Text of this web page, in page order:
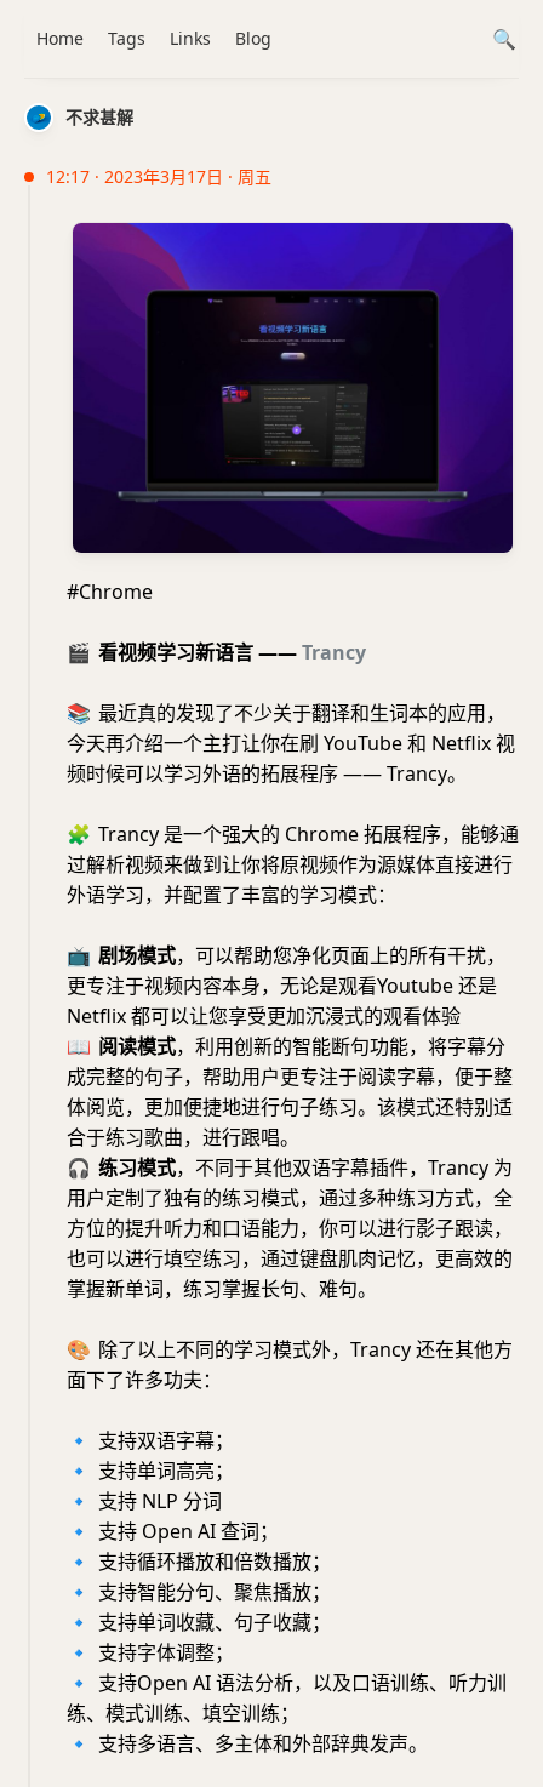
不求甚解
12:17 · 2023年3月17日 · 周五
#Chrome
🎬 看视频学习新语言 ——Trancy
📚 最近真的发现了不少关于翻译和生词本的应用，
今天再介绍一个主打让你在刷 YouTube 和 Netflix 视
频时候可以学习外语的拓展程序 —— Trancy。
🧩 Trancy 是一个强大的 Chrome 拓展程序，能够通
过解析视频来做到让你将原视频作为源媒体直接进行
外语学习，并配置了丰富的学习模式：
📺 剧场模式，可以帮助您净化页面上的所有干扰，
更专注于视频内容本身，无论是观看Youtube 还是
Netflix 都可以让您享受更加沉浸式的观看体验
📖 阅读模式，利用创新的智能断句功能，将字幕分
成完整的句子，帮助用户更专注于阅读字幕，便于整
体阅览，更加便捷地进行句子练习。该模式还特别适
合于练习歌曲，进行跟唱。
🎧 练习模式，不同于其他双语字幕插件，Trancy 为
用户定制了独有的练习模式，通过多种练习方式，全
方位的提升听力和口语能力，你可以进行影子跟读，
也可以进行填空练习，通过键盘肌肉记忆，更高效的
掌握新单词，练习掌握长句、难句。
🎨 除了以上不同的学习模式外，Trancy 还在其他方
面下了许多功夫：
🔹
支持双语字幕；
🔹
支持单词高亮；
🔹
支持 NLP 分词
🔹
支持 Open AI 查词；
🔹
支持循环播放和倍数播放；
🔹
支持智能分句、聚焦播放；
🔹
支持单词收藏、句子收藏；
🔹
支持字体调整；
🔹
支持Open AI 语法分析，以及口语训练、听力训
练、模式训练、填空训练；
🔹
支持多语言、多主体和外部辞典发声。
Home Tags Links Blog